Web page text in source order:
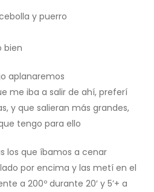
y puerro
bien
aplanaremos
me iba a salir de ahí, preferí
y que salieran más grandes,
tengo para ello
los que íbamos a cenar
por encima y las metí en el
a 200º durante 20′ y 5’+ a